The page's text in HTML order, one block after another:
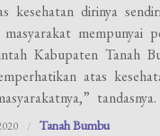
kesehatan dirinya
mempunyai
Kabupaten Tanah
atas
Tanah Bumbu